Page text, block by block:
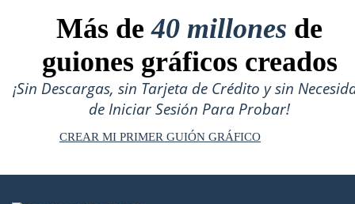
Más de40 millones de
guiones gráficos creados
¡Sin Descargas, sin Tarjeta de Crédito y sin
de Iniciar Sesión Para Probar!
CREAR MI PRIMER GUIÓN GRÁFICO